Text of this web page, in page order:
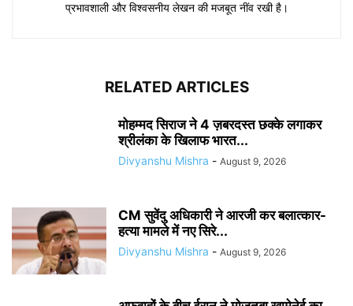
प्रभावशाली और विश्वसनीय लेखन की मजबूत नींव रखी है।
RELATED ARTICLES
मोहम्मद सिराज ने 4 ज़बरदस्त छक्के लगाकर
श्रीलंका के खिलाफ भारत...
Divyanshu Mishra - August 9, 2026
CM सुवेंदु अधिकारी ने आरजी कर बलात्कार-
हत्या मामले में नए सिरे...
Divyanshu Mishra - August 9, 2026